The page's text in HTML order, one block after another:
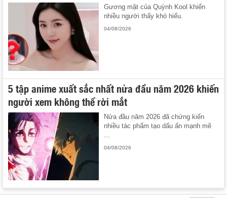
Gương mặt của Quỳnh Kool khiến
nhiều người thấy khó hiểu.
04/08/2026
5 tập anime xuất sắc nhất nửa đầu năm 2026 khiến
người xem không thể rời mắt
Nửa đầu năm 2026 đã chứng kiến
nhiều tác phẩm tạo dấu ấn mạnh mẽ
04/08/2026